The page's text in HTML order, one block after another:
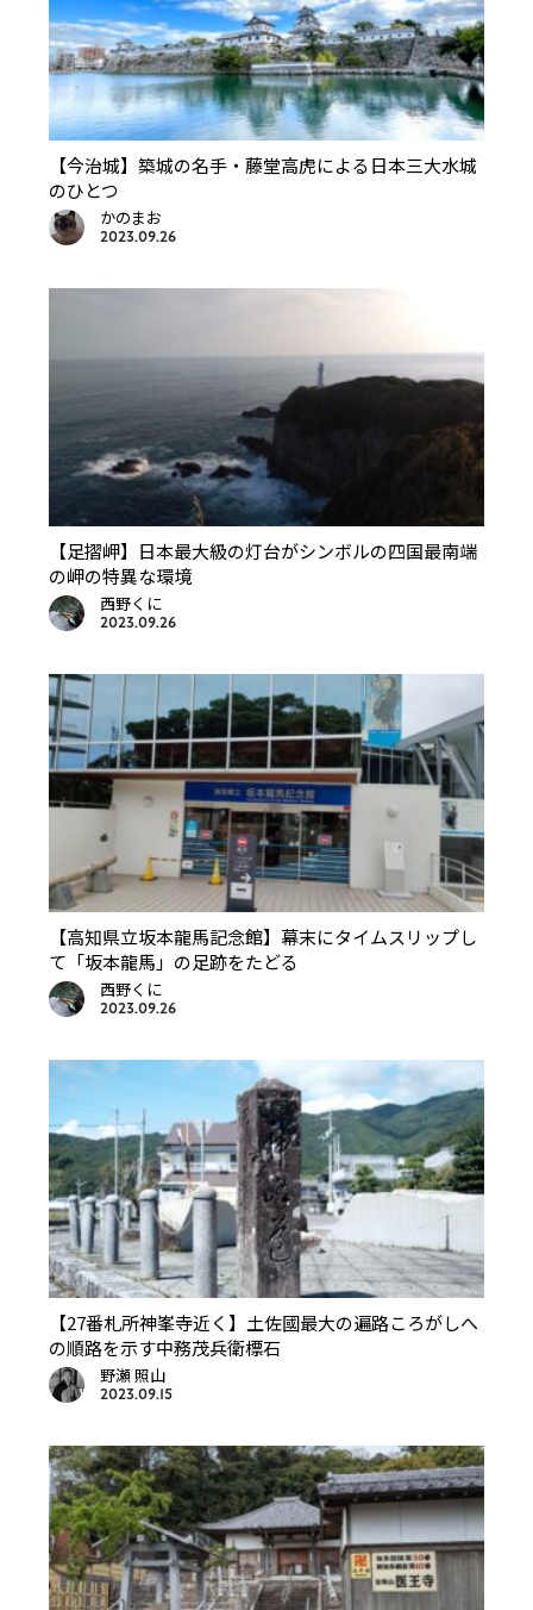
【今治城】築城の名手・藤堂高虎による日本三大水城
のひとつ
かのまお
2023.09.26
【足摺岬】日本最大級の灯台がシンボルの四国最南端
の岬の特異な環境
西野くに
2023.09.26
【高知県立坂本龍馬記念館】幕末にタイムスリップし
て「坂本龍馬」の足跡をたどる
西野くに
2023.09.26
【27番札所神峯寺近く】土佐國最大の遍路ころがしへ
の順路を示す中務茂兵衛標石
野瀬 照山
2023.09.15